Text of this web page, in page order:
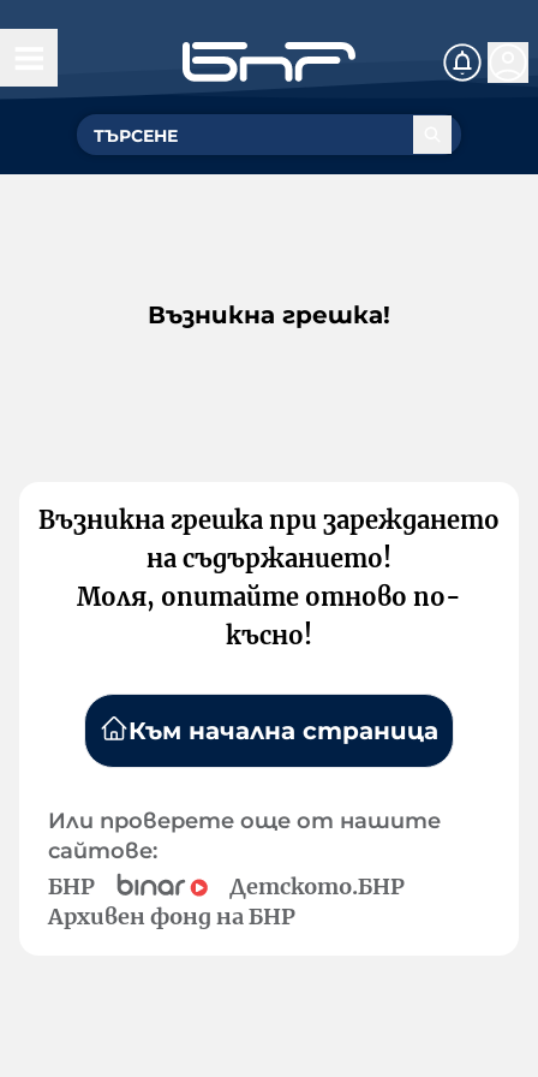
Възникна грешка!
Възникна грешка при зареждането
на съдържанието!
Моля, опитайте отново по-
късно!
Към начална страница
Или проверете още от нашите
сайтове:
БНР
Детското.БНР
Архивен фонд на БНР